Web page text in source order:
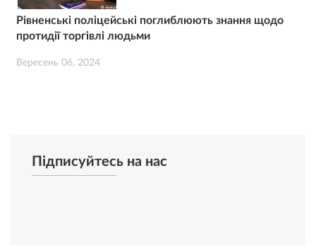
Рівненські поліцейські поглиблюють знання щодо
протидії торгівлі людьми
Вересень 06, 2024
Підписуйтесь на нас